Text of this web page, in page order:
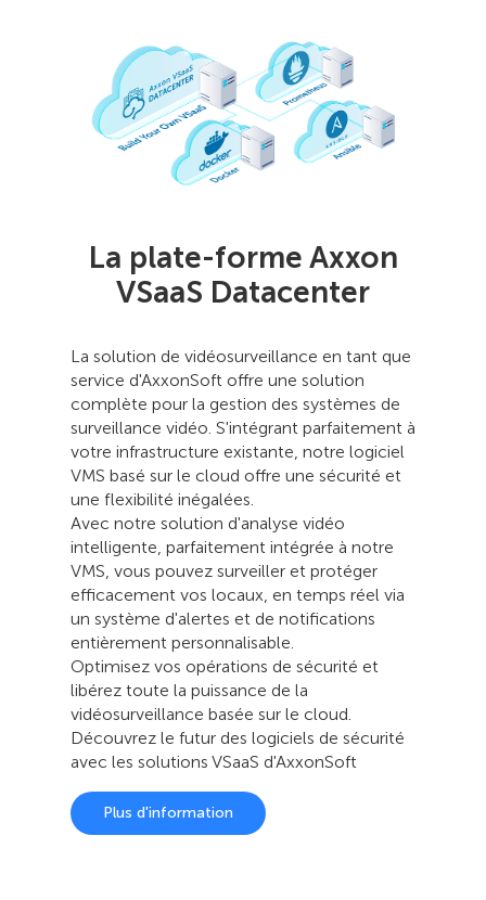
La plate-forme Axxon
VSaaS Datacenter
La solution de vidéosurveillance en tant que
service d'AxxonSoft offre une solution
complète pour la gestion des systèmes de
surveillance vidéo. S'intégrant parfaitement à
votre infrastructure existante, notre logiciel
VMS basé sur le cloud offre une sécurité et
une flexibilité inégalées.
Avec notre solution d'analyse vidéo
intelligente, parfaitement intégrée à notre
VMS, vous pouvez surveiller et protéger
efficacement vos locaux, en temps réel via
un système d'alertes et de notifications
entièrement personnalisable.
Optimisez vos opérations de sécurité et
libérez toute la puissance de la
vidéosurveillance basée sur le cloud.
Découvrez le futur des logiciels de sécurité
avec les solutions VSaaS d'AxxonSoft
Plus d'information